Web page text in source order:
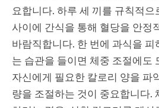
요합니다. 하루 세 끼를 규칙적으
사이에 간식을 통해 혈당을 안정
바람직합니다. 한 번에 과식을 피
는 습관을 들이면 체중 조절에도
자신에게 필요한 칼로리 양을 파
량을 조절하는 것이 중요합니다.